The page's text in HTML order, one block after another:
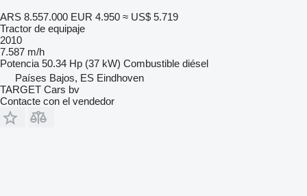
ARS 8.557.000 EUR 4.950 ≈ US$ 5.719
Tractor de equipaje
2010
7.587 m/h
Potencia 50.34 Hp (37 kW) Combustible diésel
Países Bajos, ES Eindhoven
TARGET Cars bv
Contacte con el vendedor